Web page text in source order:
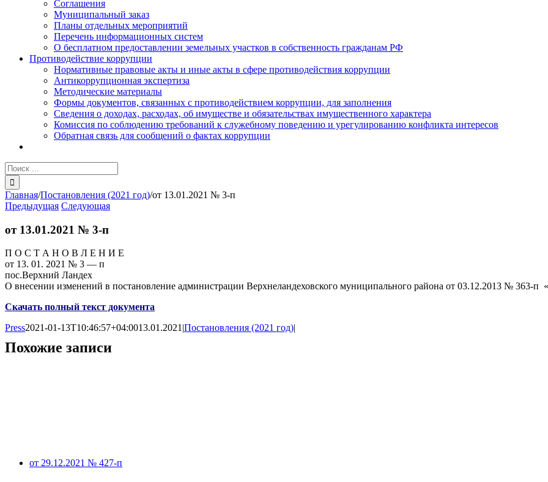
Соглашения
Муниципальный заказ
Планы отдельных мероприятий
Перечень информационных систем
О бесплатном предоставлении земельных участков в собственность гражданам РФ
Противодействие коррупции
Нормативные правовые акты и иные акты в сфере противодействия коррупции
Антикоррупционная экспертиза
Методические материалы
Формы документов, связанных с противодействием коррупции, для заполнения
Сведения о доходах, расходах, об имуществе и обязательствах имущественного характера
Комиссия по соблюдению требований к служебному поведению и урегулированию конфликта интересов
Обратная связь для сообщений о фактах коррупции
Результат
поиска:
Главная/Постановления (2021 год)/от 13.01.2021 № 3-п
Предыдущая Следующая
от 13.01.2021 № 3-п
П О С Т А Н О В Л Е Н И Е
от 13. 01. 2021 № 3 — п
пос.Верхний Ландех
О внесении изменений в постановление администрации Верхнеландеховского муниципального района от 03.12.2013 № 363-
Скачать полный текст документа
Press2021-01-13T10:46:57+04:0013.01.2021|Постановления (2021 год)|
Похожие записи
от 29.12.2021 № 427-п